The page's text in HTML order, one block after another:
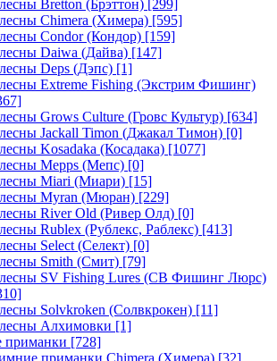
Bretton (Брэттон) [299]
Chimera (Химера) [595]
Condor (Кондор) [159]
Daiwa (Дайва) [147]
Deps (Дэпс) [1]
Extreme Fishing (Экстрим Фишинг)
Grows Culture (Гровс Культур) [634]
Jackall Timon (Джакал Тимон) [0]
Kosadaka (Косадака) [1077]
Mepps (Мепс) [0]
Miari (Миари) [15]
Myran (Мюран) [229]
River Old (Ривер Олд) [0]
Rublex (Рублекс, Раблекс) [413]
Select (Селект) [0]
Smith (Смит) [79]
SV Fishing Lures (СВ Фишинг Люрс)
Solvkroken (Солвкрокен) [11]
Алхимовки [1]
приманки [728]